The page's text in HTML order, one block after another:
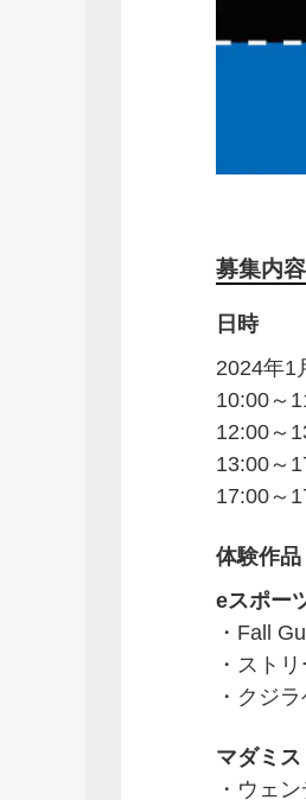
募集内容
日時
2024年1
10:00～
12:00～
13:00～
17:00～
体験作品
eスポー
・Fall
・スト
・クジ
マダミス
・ウェ